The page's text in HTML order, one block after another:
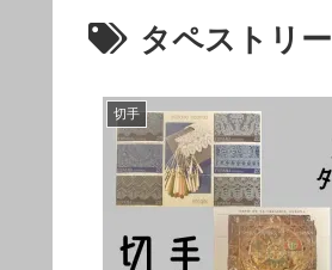
タペストリー
切手